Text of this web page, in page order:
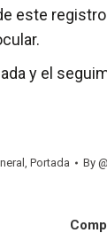
este
y el
, Portada By